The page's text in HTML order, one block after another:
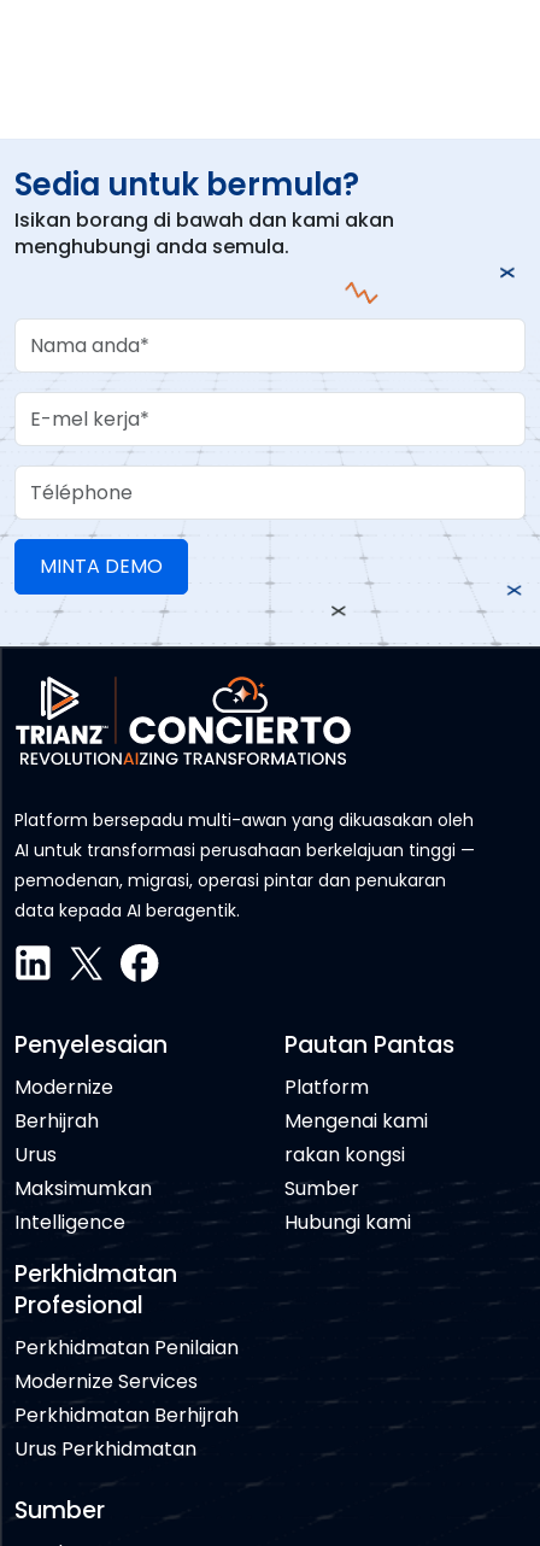
Sedia untuk bermula?
Isikan borang di bawah dan kami akan
menghubungi anda semula.
Your Name
Work Email
Téléphone
Platform bersepadu multi-awan yang dikuasakan oleh
AI untuk transformasi perusahaan berkelajuan tinggi —
pemodenan, migrasi, operasi pintar dan penukaran
data kepada AI beragentik.
Penyelesaian
Modernize
Berhijrah
Urus
Maksimumkan
Intelligence
Perkhidmatan
Profesional
Perkhidmatan Penilaian
Modernize Services
Perkhidmatan Berhijrah
Urus Perkhidmatan
Pautan Pantas
Platform
Mengenai kami
rakan kongsi
Sumber
Hubungi kami
Sumber